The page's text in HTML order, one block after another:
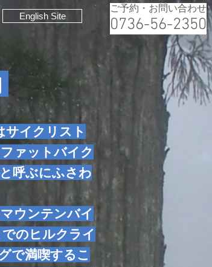
English Site
ご予約・お問い合わせ
0736-56-2350
サイクリスト
ァットバイク
呼ぶにふさわ
ウンテンバイ
のヒルクライ
で満喫するこ